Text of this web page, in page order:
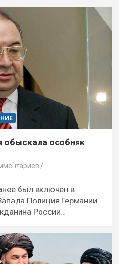
обыскала особняк
был включен в
Полиция Германии
России…